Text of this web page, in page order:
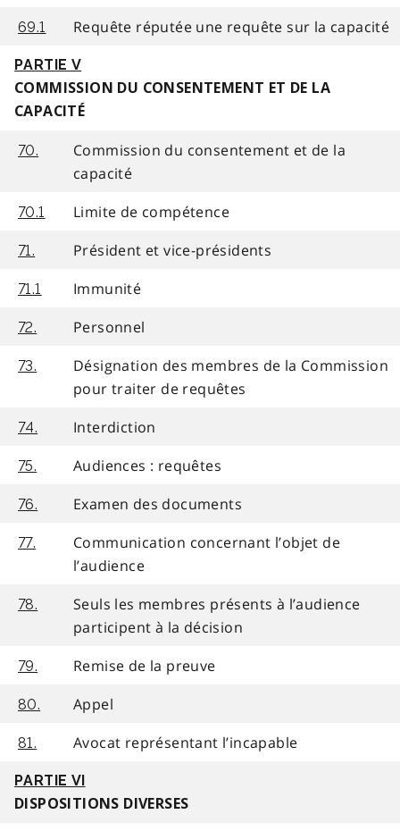
69.1 Requête réputée une requête sur la capacité
PARTIE V
COMMISSION DU CONSENTEMENT ET DE LA
CAPACITÉ
70.
Commission du consentement et de la
capacité
70.1 Limite de compétence
71. Président et vice-présidents
71.1 Immunité
72. Personnel
73.
Désignation des membres de la Commission
pour traiter de requêtes
74. Interdiction
75. Audiences : requêtes
76. Examen des documents
77.
Communication concernant l’objet de
l’audience
78.
Seuls les membres présents à l’audience
participent à la décision
79. Remise de la preuve
80. Appel
81. Avocat représentant l’incapable
PARTIE VI
DISPOSITIONS DIVERSES